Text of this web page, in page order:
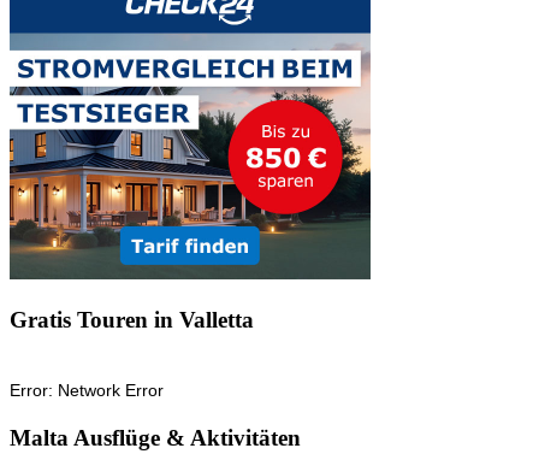
Gratis Touren in Valletta
Malta Ausflüge & Aktivitäten